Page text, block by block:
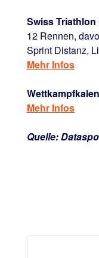
Swiss
12 Rennen,
Sprint Distanz,
Mehr Infos
Mehr Infos
Quelle: